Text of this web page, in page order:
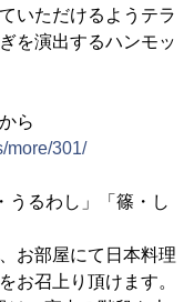
いただけるようテラ
を演出するハンモッ
ら
more/301/
うるわし」「篠・し
お部屋にて日本料理
お召上り頂けます。